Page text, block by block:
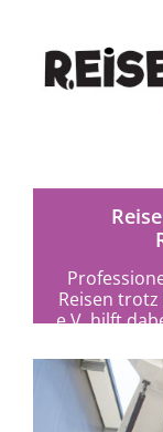
Reisen
e.V. hilft